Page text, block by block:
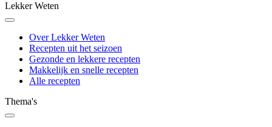
Lekker Weten
Over Lekker Weten
Recepten uit het seizoen
Gezonde en lekkere recepten
Makkelijk en snelle recepten
Alle recepten
Thema's